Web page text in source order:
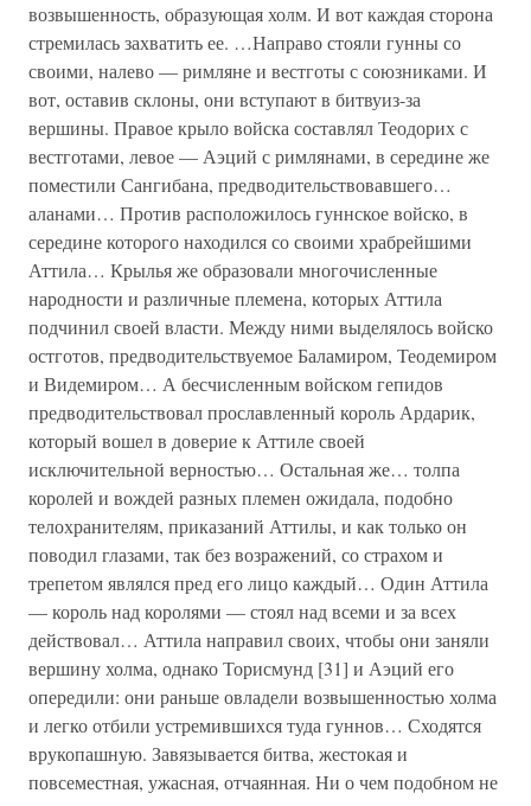
возвышенность, образующая холм. И вот каждая сторона
стремилась захватить ее. …Направо стояли гунны со
своими, налево — римляне и вестготы с союзниками. И
вот, оставив склоны, они вступают в битвуиз-за
вершины. Правое крыло войска составлял Теодорих с
вестготами, левое — Аэций с римлянами, в середине же
поместили Сангибана, предводительствовавшего…
аланами… Против расположилось гуннское войско, в
середине которого находился со своими храбрейшими
Аттила… Крылья же образовали многочисленные
народности и различные племена, которых Аттила
подчинил своей власти. Между ними выделялось войско
остготов, предводительствуемое Баламиром, Теодемиром
и Видемиром… А бесчисленным войском гепидов
предводительствовал прославленный король Ардарик,
который вошел в доверие к Аттиле своей
исключительной верностью… Остальная же… толпа
королей и вождей разных племен ожидала, подобно
телохранителям, приказаний Аттилы, и как только он
поводил глазами, так без возражений, со страхом и
трепетом являлся пред его лицо каждый… Один Аттила
— король над королями — стоял над всеми и за всех
действовал… Аттила направил своих, чтобы они заняли
вершину холма, однако Торисмунд [31] и Аэций его
опередили: они раньше овладели возвышенностью холма
и легко отбили устремившихся туда гуннов… Сходятся
врукопашную. Завязывается битва, жестокая и
повсеместная, ужасная, отчаянная. Ни о чем подобном не